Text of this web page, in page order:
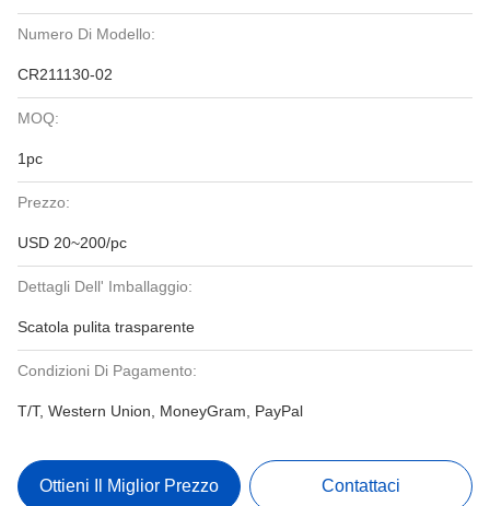
Numero Di Modello:
CR211130-02
MOQ:
1pc
Prezzo:
USD 20~200/pc
Dettagli Dell' Imballaggio:
Scatola pulita trasparente
Condizioni Di Pagamento:
T/T, Western Union, MoneyGram, PayPal
Ottieni Il Miglior Prezzo Contattaci